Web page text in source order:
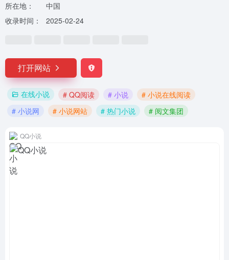
所在地：
中国
收录时间：
2025-02-24
打开网站
在线小说 # QQ阅读 # 小说
# 小说在线阅读
# 小说网
# 小说网站 # 热门小说 # 阅文集团
QQ小说